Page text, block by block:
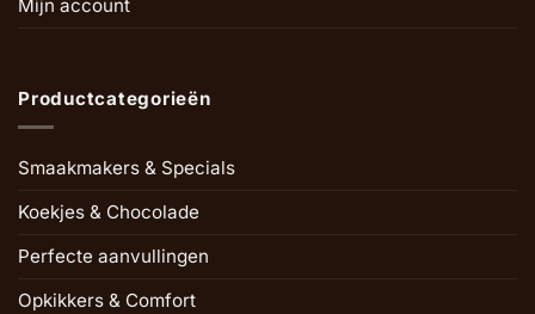
Mijn account
Productcategorieën
Smaakmakers & Specials
Koekjes & Chocolade
Perfecte aanvullingen
Opkikkers & Comfort